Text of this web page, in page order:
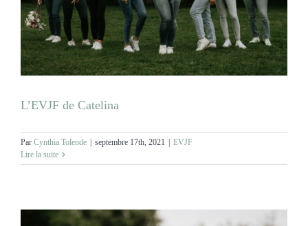
L’EVJF de Catelina
Par Cynthia Tolende | septembre 17th, 2021 | EVJF
Lire la suite